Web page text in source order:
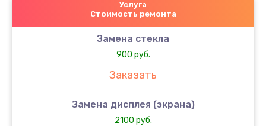
Услуга
Стоимость ремонта
Замена стекла
900 руб.
Заказать
Замена дисплея (экрана)
2100 руб.